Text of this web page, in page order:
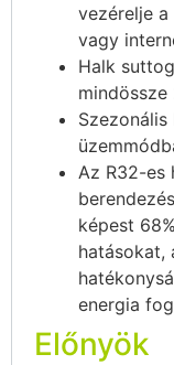
vezérelje
vagy
Halk
Az R32-es
képest
hatásokat,
energia
Előnyök